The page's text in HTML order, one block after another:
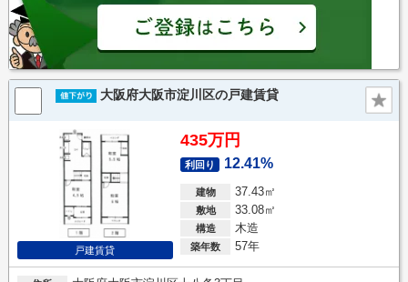
大阪府大阪市淀川区の戸建賃貸
戸建賃貸
435万円
利回り 12.41%
建物 37.43㎡
敷地 33.08㎡
構造 木造
築年数 57年